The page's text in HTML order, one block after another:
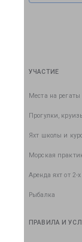
УЧАСТИЕ
Места на регаты
Прогулки,
Яхт школы и
Морская
Аренда яхт от 2-х
Рыбалка
ПРАВИЛА И